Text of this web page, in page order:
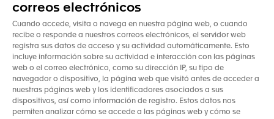
correos electrónicos
Cuando accede, visita o navega en nuestra página web, o cuando
recibe o responde a nuestros correos electrónicos, el servidor web
registra sus datos de acceso y su actividad automáticamente. Esto
incluye información sobre su actividad e interacción con las páginas
web o el correo electrónico, como su dirección IP, su tipo de
navegador o dispositivo, la página web que visitó antes de acceder a
nuestras páginas web y los identificadores asociados a sus
dispositivos, así como información de registro. Estos datos nos
permiten analizar cómo se accede a las páginas web y cómo se